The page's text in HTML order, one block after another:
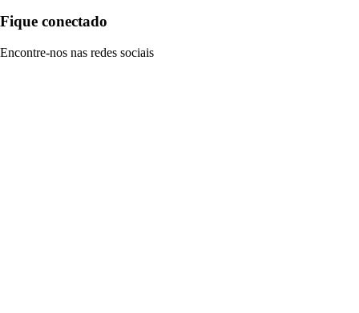
Fique conectado
Encontre-nos nas redes sociais